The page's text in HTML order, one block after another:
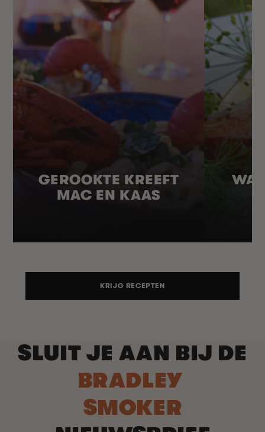
GEROOKTE KREEFT
MAC EN KAAS
KRIJG RECEPTEN
SLUIT JE AAN BIJ DE
BRADLEY
SMOKER